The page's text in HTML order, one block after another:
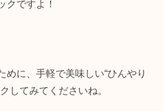
クですよ！
めに、手軽で美味しい“ひんやり
してみてくださいね。